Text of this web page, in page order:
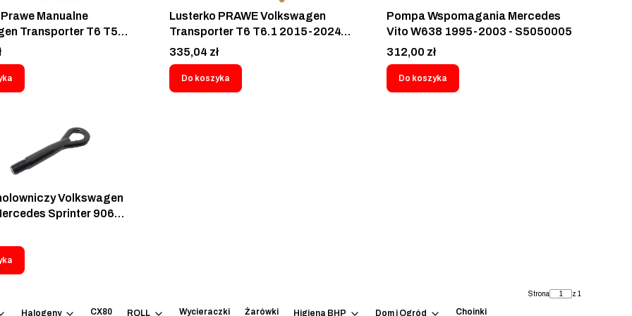
Manualne
Transporter T6 T5
V 2009-2015 7E1-857-
- 9569520S
Lusterko PRAWE Volkswagen
Transporter T6 T6.1 2015-2024
Elektryczne bez Anteny 5 pin -
95N1527E
Cena
335,04 zł
Do koszyka
Pompa Wspomagania Mercedes
Vito W638 1995-2003 - S5050005
Cena
312,00 zł
Do koszyka
Volkswagen
Sprinter 906
R M19,5x3,0 - 50BK067
Strona z 1
Halogeny CX80 ROLL Wycieraczki Żarówki Higiena BHP Dom i Ogród Choinki